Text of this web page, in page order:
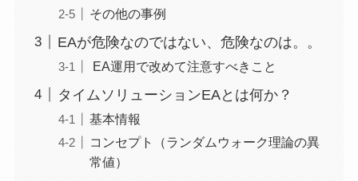
その他の事例
EAが危険なのではない、危険なのは。。
EA運用で改めて注意すべきこと
タイムソリューションEAとは何か？
基本情報
コンセプト（ランダムウォーク理論の異
常値）